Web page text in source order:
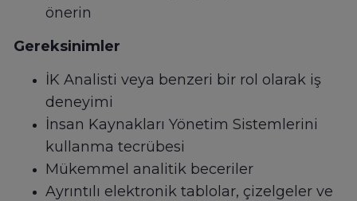
önerin
Gereksinimler
İK Analisti veya benzeri bir rol olarak iş
deneyimi
İnsan Kaynakları Yönetim Sistemlerini
kullanma tecrübesi
Mükemmel analitik beceriler
Ayrıntılı elektronik tablolar, çizelgeler ve